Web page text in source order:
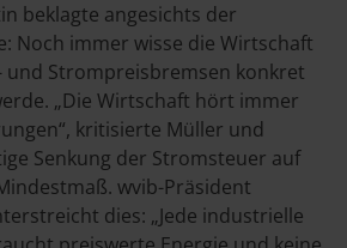
beklagte angesichts der
Noch immer wisse die Wirtschaft
und Strompreisbremsen konkret
„Die Wirtschaft hört immer
kritisierte Müller und
Senkung der Stromsteuer auf
wvib-Präsident
dies: „Jede industrielle